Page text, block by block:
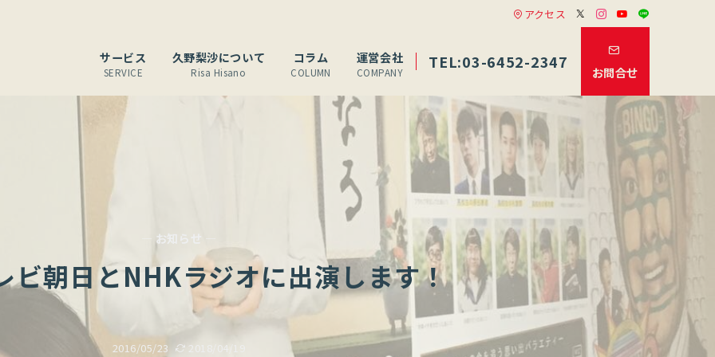
アクセス
サービス
SERVICE
久野梨沙について
Risa Hisano
コラム
COLUMN
運営会社
COMPANY
TEL:03-6452-2347
お問合せ
— お知らせ —
ビ朝日とNHKラジオに出演します！
2016/05/23 2018/04/19